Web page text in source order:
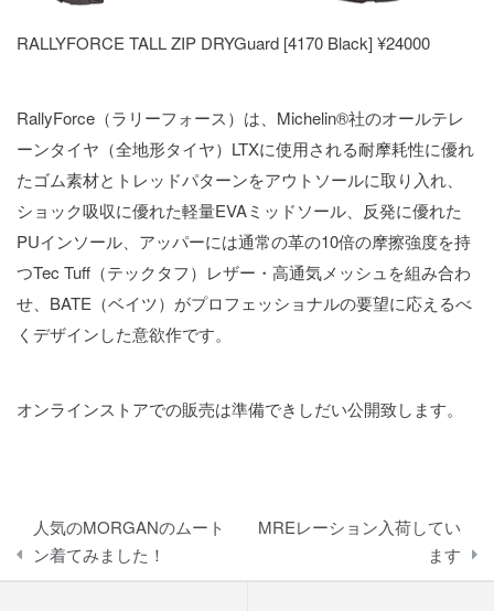
RALLYFORCE TALL ZIP DRYGuard [4170 Black] ¥24000
RallyForce（ラリーフォース）は、Michelin®社のオールテレ
ーンタイヤ（全地形タイヤ）LTXに使用される耐摩耗性に優れ
たゴム素材とトレッドパターンをアウトソールに取り入れ、
ショック吸収に優れた軽量EVAミッドソール、反発に優れた
PUインソール、アッパーには通常の革の10倍の摩擦強度を持
つTec Tuff（テックタフ）レザー・高通気メッシュを組み合わ
せ、BATE（ベイツ）がプロフェッショナルの要望に応えるべ
くデザインした意欲作です。
オンラインストアでの販売は準備できしだい公開致します。
投
稿
人気のMORGANのムート
ン着てみました！
MREレーション入荷してい
ます